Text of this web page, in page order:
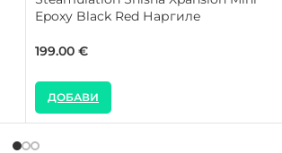
Epoxy Black Red Наргиле
199.00 €
ДОБАВИ